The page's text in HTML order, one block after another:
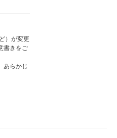
）が変更
書きをご
あらかじ